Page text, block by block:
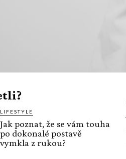
LIFESTYLE
Jak poznat, že se vám touha
po dokonalé postavě
vymkla z rukou?